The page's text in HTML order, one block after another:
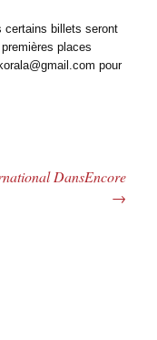
certains billets seront
places
pour
DansEncore
→